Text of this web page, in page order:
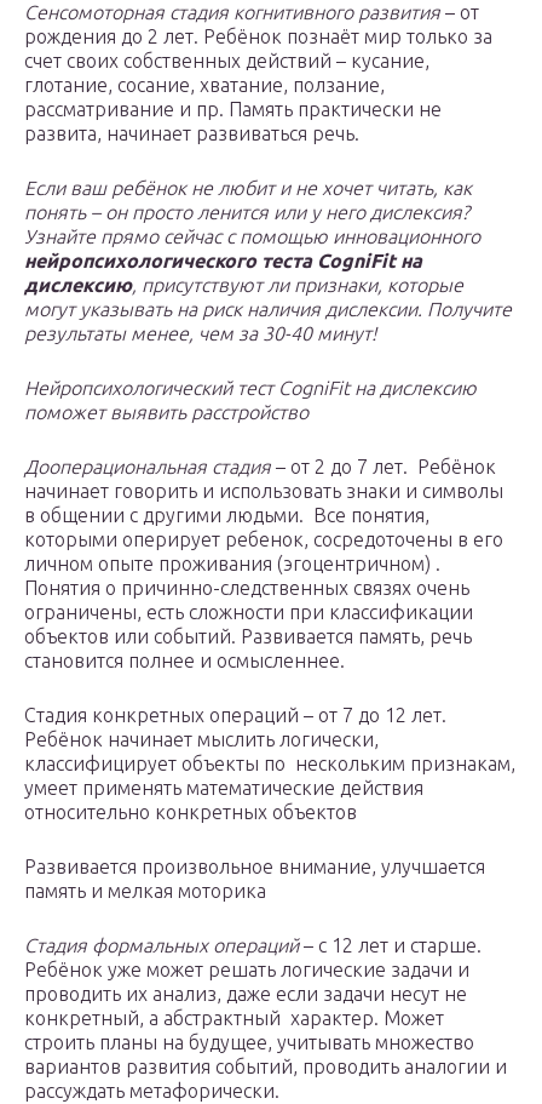
Сенсомоторная стадия когнитивного развития – от
рождения до 2 лет. Ребёнок познаёт мир только за
счет своих собственных действий – кусание,
глотание, сосание, хватание, ползание,
рассматривание и пр. Память практически не
развита, начинает развиваться речь.
Если ваш ребёнок не любит и не хочет читать, как
понять – он просто ленится или у него дислексия?
Узнайте прямо сейчас с помощью инновационного
нейропсихологического теста CogniFit на
дислексию, присутствуют ли признаки, которые
могут указывать на риск наличия дислексии. Получите
результаты менее, чем за 30-40 минут!
Нейропсихологический тест CogniFit на дислексию
поможет выявить расстройство
Дооперациональная стадия – от 2 до 7 лет. Ребёнок
начинает говорить и использовать знаки и символы
в общении с другими людьми. Все понятия,
которыми оперирует ребенок, сосредоточены в его
личном опыте проживания (эгоцентричном) .
Понятия о причинно-следственных связях очень
ограничены, есть сложности при классификации
объектов или событий. Развивается память, речь
становится полнее и осмысленнее.
Стадия конкретных операций – от 7 до 12 лет.
Ребёнок начинает мыслить логически,
классифицирует объекты по нескольким признакам,
умеет применять математические действия
относительно конкретных объектов
Развивается произвольное внимание, улучшается
память и мелкая моторика
Стадия формальных операций– с 12 лет и старше.
Ребёнок уже может решать логические задачи и
проводить их анализ, даже если задачи несут не
конкретный, а абстрактный характер. Может
строить планы на будущее, учитывать множество
вариантов развития событий, проводить аналогии и
рассуждать метафорически.